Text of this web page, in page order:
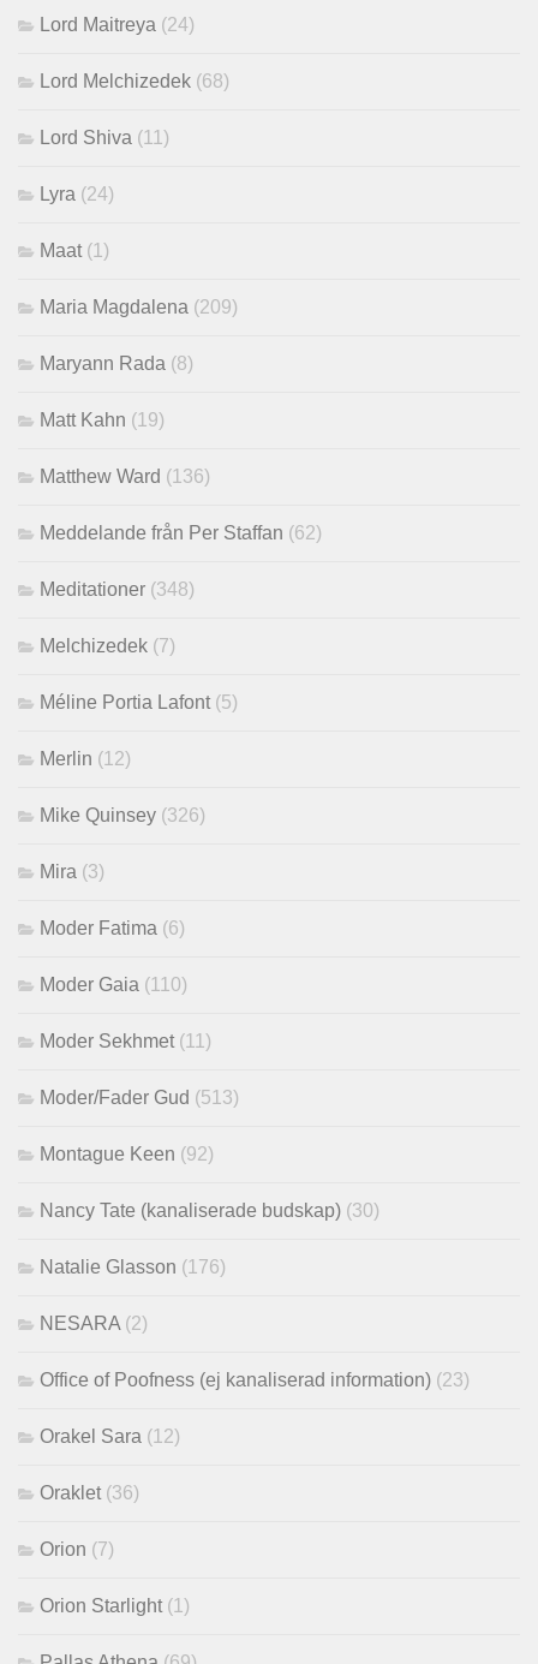
Lord Maitreya (24)
Lord Melchizedek (68)
Lord Shiva (11)
Lyra (24)
Maat (1)
Maria Magdalena (209)
Maryann Rada (8)
Matt Kahn (19)
Matthew Ward (136)
Meddelande från Per Staffan (62)
Meditationer (348)
Melchizedek (7)
Méline Portia Lafont (5)
Merlin (12)
Mike Quinsey (326)
Mira (3)
Moder Fatima (6)
Moder Gaia (110)
Moder Sekhmet (11)
Moder/Fader Gud (513)
Montague Keen (92)
Nancy Tate (kanaliserade budskap) (30)
Natalie Glasson (176)
NESARA (2)
Office of Poofness (ej kanaliserad information) (23)
Orakel Sara (12)
Oraklet (36)
Orion (7)
Orion Starlight (1)